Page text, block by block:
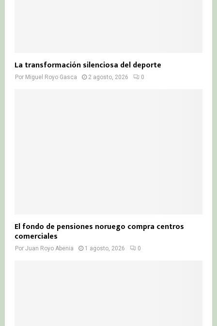
La transformación silenciosa del deporte
Por Miguel Royo Gasca 2 agosto, 2026 0
El fondo de pensiones noruego compra centros
comerciales
Por Juan Royo Abenia 1 agosto, 2026 0